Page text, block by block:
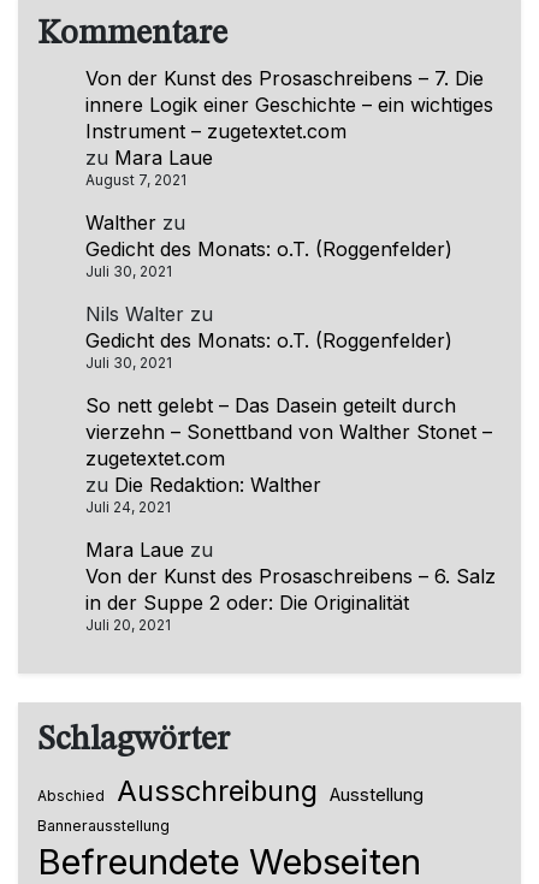
Kommentare
Von der Kunst des Prosaschreibens – 7. Die
innere Logik einer Geschichte – ein wichtiges
Instrument – zugetextet.com
zu Mara Laue
August 7, 2021
Walther zu
Gedicht des Monats: o.T. (Roggenfelder)
Juli 30, 2021
Nils Walter zu
Gedicht des Monats: o.T. (Roggenfelder)
Juli 30, 2021
So nett gelebt – Das Dasein geteilt durch
vierzehn – Sonettband von Walther Stonet –
zugetextet.com
zu Die Redaktion: Walther
Juli 24, 2021
Mara Laue zu
Von der Kunst des Prosaschreibens – 6. Salz
in der Suppe 2 oder: Die Originalität
Juli 20, 2021
Schlagwörter
Abschied Ausschreibung Ausstellung
Bannerausstellung
Befreundete Webseiten